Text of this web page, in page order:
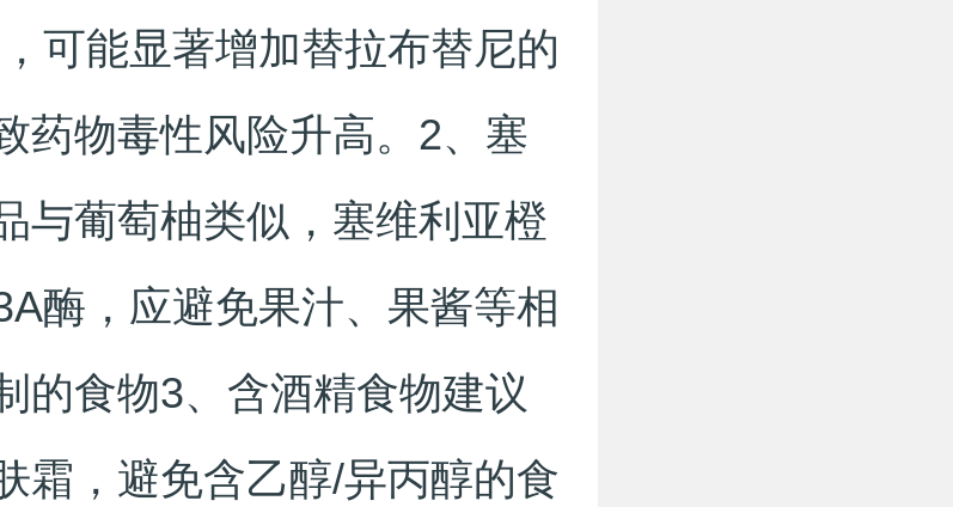
可能显著增加替拉布替尼的
药物毒性风险升高。2、塞
与葡萄柚类似，塞维利亚橙
酶，应避免果汁、果酱等相
的食物3、含酒精食物建议
霜，避免含乙醇/异丙醇的食